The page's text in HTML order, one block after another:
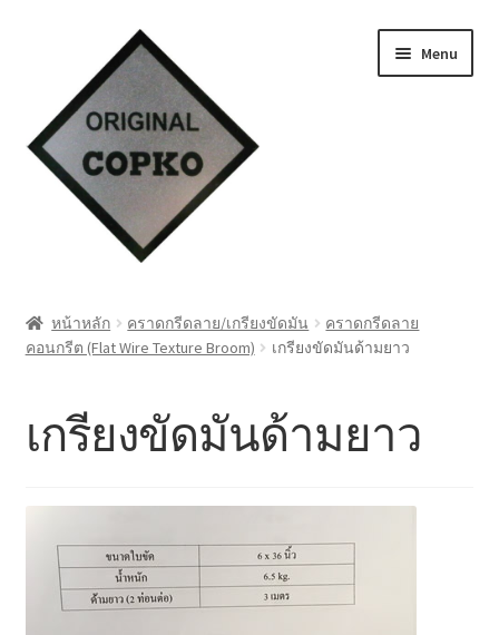
navigation
content
Menu
Cart
My account
ติดต่อเรา
หน้าหลัก คราดกรีดลาย/เกรียงขัดมัน
คราดกรีดลาย
คอนกรีต (Flat Wire Texture Broom)
เกรียงขัดมันด้ามยาว
เกรียงขัดมันด้ามยาว